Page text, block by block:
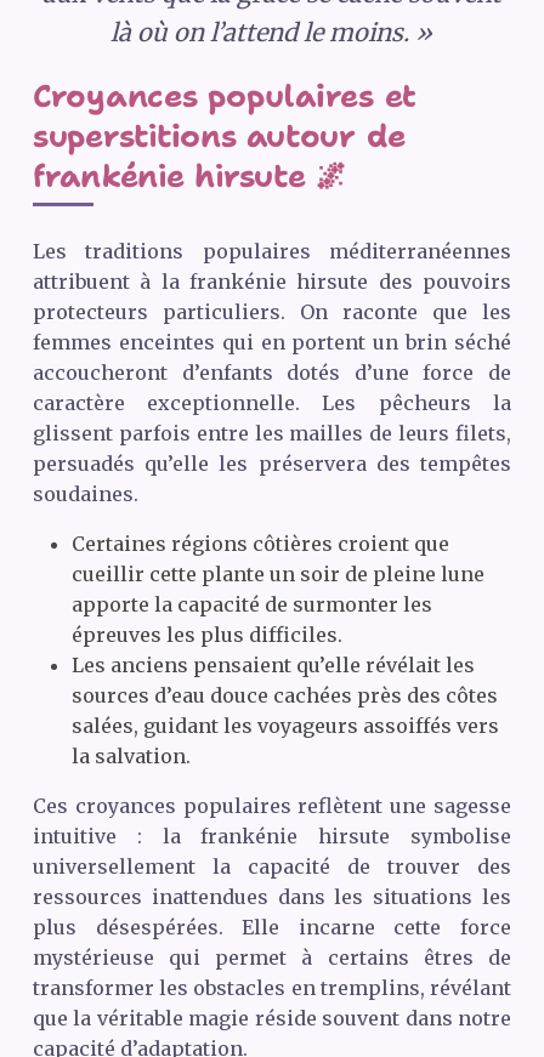
là où on l’attend le moins. »
Croyances populaires et
superstitions autour de
frankénie hirsute 🌌
Les traditions populaires méditerranéennes
attribuent à la frankénie hirsute des pouvoirs
protecteurs particuliers. On raconte que les
femmes enceintes qui en portent un brin séché
accoucheront d’enfants dotés d’une force de
caractère exceptionnelle. Les pêcheurs la
glissent parfois entre les mailles de leurs filets,
persuadés qu’elle les préservera des tempêtes
soudaines.
Certaines régions côtières croient que
cueillir cette plante un soir de pleine lune
apporte la capacité de surmonter les
épreuves les plus difficiles.
Les anciens pensaient qu’elle révélait les
sources d’eau douce cachées près des côtes
salées, guidant les voyageurs assoiffés vers
la salvation.
Ces croyances populaires reflètent une sagesse
intuitive : la frankénie hirsute symbolise
universellement la capacité de trouver des
ressources inattendues dans les situations les
plus désespérées. Elle incarne cette force
mystérieuse qui permet à certains êtres de
transformer les obstacles en tremplins, révélant
que la véritable magie réside souvent dans notre
capacité d’adaptation.